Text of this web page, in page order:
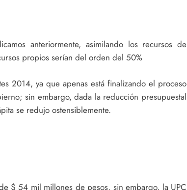
anteriormente, asimilando los recursos de
propios serían del orden del 50%
2014, ya que apenas está finalizando el proceso
sin embargo, dada la reducción presupuestal
se redujo ostensiblemente.
$ 54 mil millones de pesos, sin embargo, la UPC